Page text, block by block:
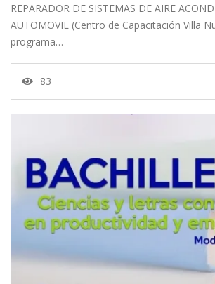
REPARADOR DE SISTEMAS DE AIRE
AUTOMOVIL (Centro de Capacitación Villa
programa…
83